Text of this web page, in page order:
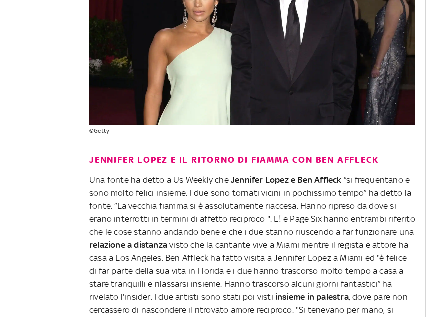
©Getty
JENNIFER LOPEZ E IL RITORNO DI FIAMMA CON BEN AFFLECK
Una fonte ha detto a Us Weekly che Jennifer Lopez e Ben Affleck “si frequentano e
sono molto felici insieme. I due sono tornati vicini in pochissimo tempo” ha detto la
fonte. “La vecchia fiamma si è assolutamente riaccesa. Hanno ripreso da dove si
erano interrotti in termini di affetto reciproco ". E! e Page Six hanno entrambi riferito
che le cose stanno andando bene e che i due stanno riuscendo a far funzionare una
relazione a distanza visto che la cantante vive a Miami mentre il regista e attore ha
casa a Los Angeles. Ben Affleck ha fatto visita a Jennifer Lopez a Miami ed "è felice
di far parte della sua vita in Florida e i due hanno trascorso molto tempo a casa a
stare tranquilli e rilassarsi insieme. Hanno trascorso alcuni giorni fantastici” ha
rivelato l'insider. I due artisti sono stati poi visti insieme in palestra, dove pare non
cercassero di nascondere il ritrovato amore reciproco. "Si tenevano per mano, si